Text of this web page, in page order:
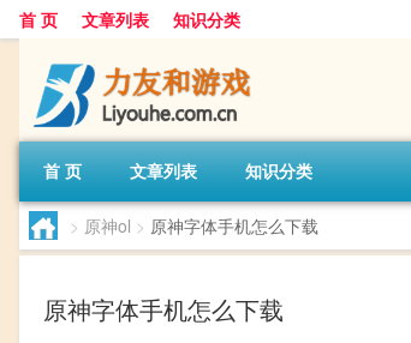
首 页 文章列表 知识分类
首 页 文章列表 知识分类
> 原神ol > 原神字体手机怎么下载
原神字体手机怎么下载